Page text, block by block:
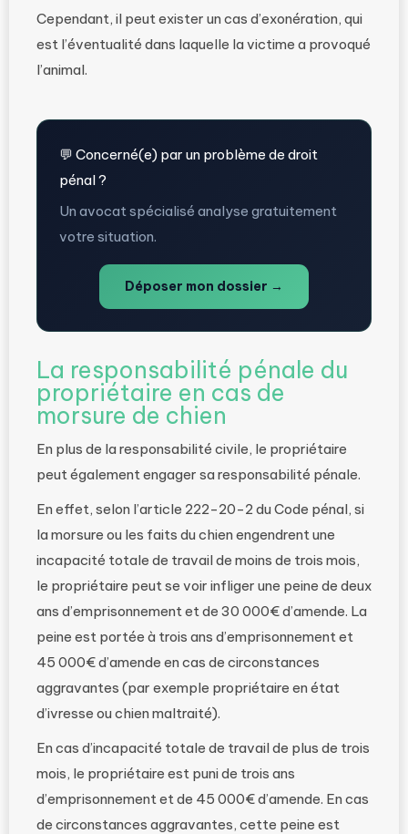
Cependant, il peut exister un cas d’exonération, qui
est l’éventualité dans laquelle la victime a provoqué
l’animal.
💬 Concerné(e) par un problème de droit
pénal ?
Un avocat spécialisé analyse gratuitement
votre situation.
Déposer mon dossier →
La responsabilité pénale du
propriétaire en cas de
morsure de chien
En plus de la responsabilité civile, le propriétaire
peut également engager sa responsabilité pénale.
En effet, selon l’article 222-20-2 du Code pénal, si
la morsure ou les faits du chien engendrent une
incapacité totale de travail de moins de trois mois,
le propriétaire peut se voir infliger une peine de deux
ans d’emprisonnement et de 30 000€ d’amende. La
peine est portée à trois ans d’emprisonnement et
45 000€ d’amende en cas de circonstances
aggravantes (par exemple propriétaire en état
d’ivresse ou chien maltraité).
En cas d’incapacité totale de travail de plus de trois
mois, le propriétaire est puni de trois ans
d’emprisonnement et de 45 000€ d’amende. En cas
de circonstances aggravantes, cette peine est